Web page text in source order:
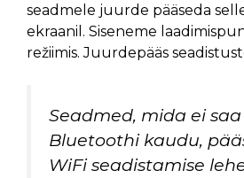
seadmele juurde pääseda
ekraanil. Siseneme
režiimis. Juurdepääs
Seadmed, mida ei
Bluetoothi kaudu,
WiFi seadistamise